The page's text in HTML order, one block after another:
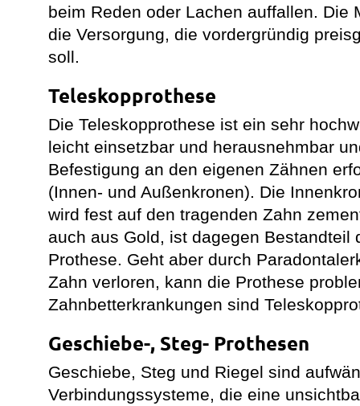
beim Reden oder Lachen auffallen. Die
die Versorgung, die vordergründig
soll.
Teleskopprothese
Die Teleskopprothese ist ein sehr
leicht einsetzbar und herausnehmbar
Befestigung an den eigenen Zähnen
(Innen- und Außenkronen). Die
wird fest auf den tragenden Zahn
auch aus Gold, ist dagegen Bestandteil
Prothese. Geht aber durch
Zahn verloren, kann die Prothese
Zahnbetterkrankungen sind
Geschiebe-, Steg- Prothesen
Geschiebe, Steg und Riegel sind
Verbindungssysteme, die eine